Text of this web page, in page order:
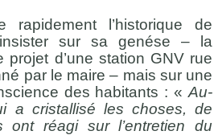
rapidement l’historique de
insister sur sa genése – la
projet d’une station GNV rue
par le maire – mais sur une
des habitants : «Au-
a cristallisé les choses, de
ont réagi sur l’entretien du